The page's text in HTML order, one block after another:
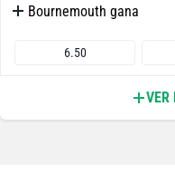
Bournemouth gana
6.50
Ambos Equipos Anotan -
VER